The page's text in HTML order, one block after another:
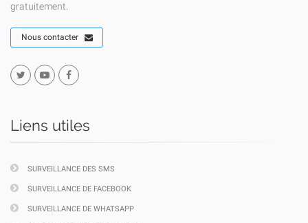
gratuitement.
Nous contacter
Liens utiles
SURVEILLANCE DES SMS
SURVEILLANCE DE FACEBOOK
SURVEILLANCE DE WHATSAPP